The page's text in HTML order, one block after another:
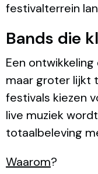
festivalterrein
Bands die
Een
maar groter lijkt
festivals kiezen
live muziek
totaalbeleving
Waarom?